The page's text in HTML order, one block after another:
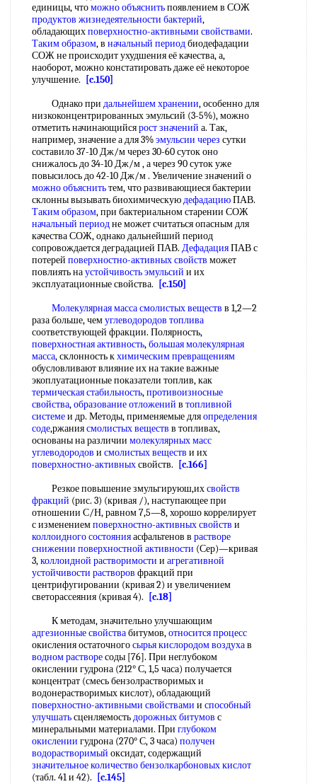
единицы, чтоможно объяснитьпоявлением в СОЖ
продуктов жизнедеятельности бактерий,
обладающихповерхностно-активными свойствами.
Таким образом, в начальный периодбиодефадации
СОЖ не происходит ухудшения её качества, а,
наоборот, можно констатировать даже её некоторое
улучшение.
[c.150]
Однако при дальнейшем хранении, особенно для
низкоконцентрированных эмульсий (3-5%), можно
отметить начинающийсярост значений а. Так,
например, значение а для 3%эмульсии через сутки
составило 37-10 Дж/м через 30-60 суток оно
снижалось до 34-10 Дж/м , а через 90 суток уже
повысилось до 42-10 Дж/м . Увеличение значений о
можно объяснитьтем, что развивающиеся бактерии
склонны вызывать биохимическуюдефадациюПАВ.
Таким образом, при бактериальном старении СОЖ
начальный периодне может считаться опасным для
качества СОЖ, однако дальнейший период
сопровождается деградацией ПАВ. ДефадацияПАВ с
потерей поверхностно-активных свойств может
повлиять наустойчивость эмульсий и их
эксплуатационные свойства.
[c.150]
Молекулярная массасмолистых веществ в 1,2—2
раза больше, чемуглеводородов топлива
соответствующей фракции. Полярность,
поверхностная активность,большая молекулярная
масса, склонность кхимическим превращениям
обусловливают влияние их на такие важные
экоплуатационные показатели топлив, как
термическая стабильность,противоизносные
свойства,образование отложений в топливной
системеи др. Методы, применяемые дляопределения
соде,ржаниясмолистых веществ в топливах,
основаны на различии молекулярных масс
углеводородов и смолистых веществ и их
поверхностно-активныхсвойств.
[c.166]
Резкое повышение змульгируюш,ихсвойств
фракций (рис. 3) (кривая /), наступающее при
отношении С/Н, равном 7,5—8, хорошо коррелирует
с изменениемповерхностно-активных свойств и
коллоидного состоянияасфальтенов в растворе
снижении поверхностной активности (Сер)—кривая
3,коллоидной растворимости и агрегативной
устойчивости растворов фракций при
центрифугировании (кривая 2) и увеличением
светорассеяния (кривая 4).
[c.18]
К методам, значительно улучшающим
адгезионные свойствабитумов,относится процесс
окисления остаточногосырья кислородом воздухав
водном растворесоды [76]. При неглубоком
окислении гудрона (212° С, 1,5 часа) получается
концентрат (смесь бензолрастворимых и
водонерастворимых кислот), обладающий
поверхностно-активными свойствами и способный
улучшатьсценляемостьдорожных битумов с
минеральными материалами. При глубоком
окислении гудрона (270° С, 3 часа) получен
водорастворимый оксидат, содержащий
значительное количествобензолкарбоновых кислот
(табл. 41 и 42).
[c.145]